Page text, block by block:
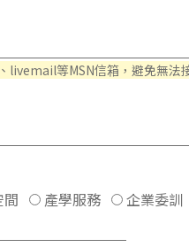
等MSN信箱，避免無法
間 產學服務
企業委訓